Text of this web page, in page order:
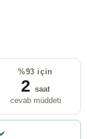
%93 için
2 saat
cevab müddeti